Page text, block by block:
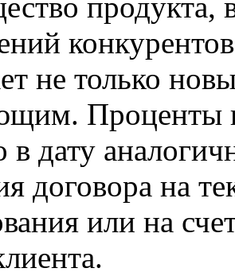
продукта,
не только
Проценты
в дату
договора на
или на